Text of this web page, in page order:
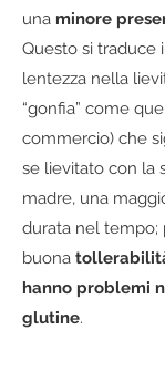
una minore
Questo si traduce
lentezza nella
“gonfia” come
commercio) che
se lievitato con la
madre, una
durata nel tempo;
buona
hanno problemi
glutine.